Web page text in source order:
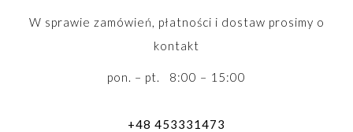
W sprawie zamówień, płatności i dostaw prosimy o
kontakt
pon. – pt. 8:00 – 15:00
+48 453331473